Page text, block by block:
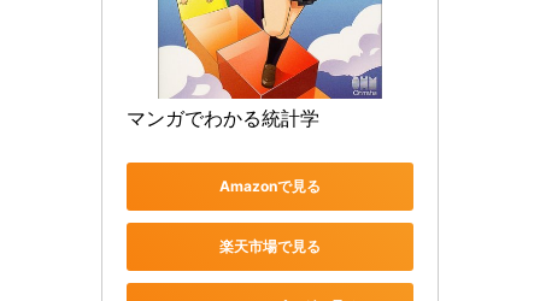
マンガでわかる統計学
Amazonで見る
楽天市場で見る